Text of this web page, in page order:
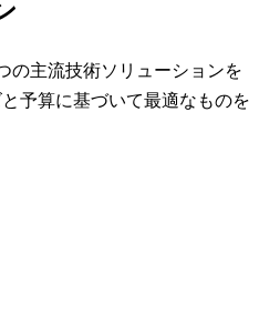
の主流技術ソリューションを
予算に基づいて最適なものを